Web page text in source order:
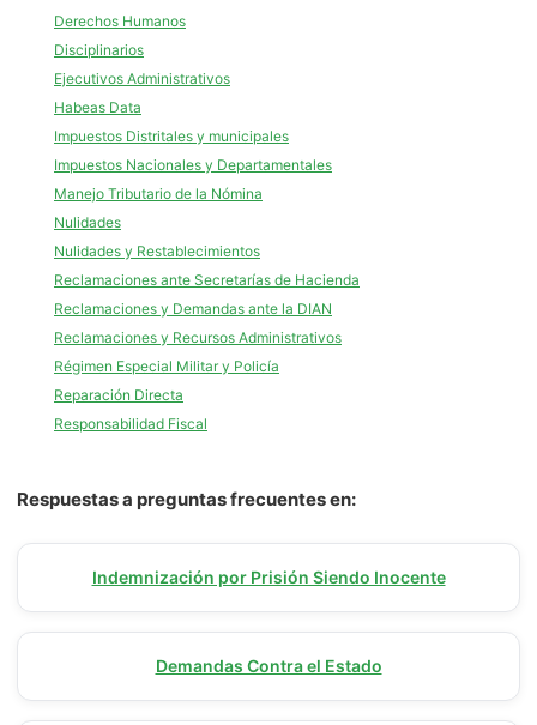
Derechos Humanos
Disciplinarios
Ejecutivos Administrativos
Habeas Data
Impuestos Distritales y municipales
Impuestos Nacionales y Departamentales
Manejo Tributario de la Nómina
Nulidades
Nulidades y Restablecimientos
Reclamaciones ante Secretarías de Hacienda
Reclamaciones y Demandas ante la DIAN
Reclamaciones y Recursos Administrativos
Régimen Especial Militar y Policía
Reparación Directa
Responsabilidad Fiscal
Respuestas a preguntas frecuentes en:
Indemnización por Prisión Siendo Inocente
Demandas Contra el Estado